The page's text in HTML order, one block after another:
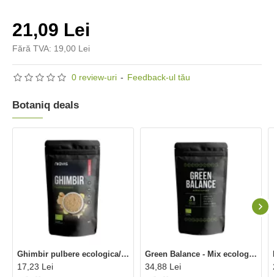
0 review-uri - Feedback-ul tău
21,09 Lei
Fără TVA: 19,00 Lei
Botaniq deals
Ghimbir pulbere ecologica/BIO (60 grame), Niavis
17,23 Lei
Green Balance - Mix ecologic (125 grame), Niavis
34,88 Lei